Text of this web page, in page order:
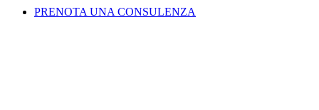
PRENOTA UNA CONSULENZA